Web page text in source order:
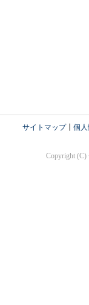
サイトマップ┃ 個
Copyright (C)